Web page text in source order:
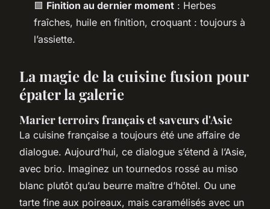
🟩 Finition au dernier moment : Herbes
fraîches, huile en finition, croquant : toujours à
l’assiette.
La magie de la cuisine fusion pour
épater la galerie
Marier terroirs français et saveurs d'Asie
La cuisine française a toujours été une affaire de
dialogue. Aujourd’hui, ce dialogue s’étend à l’Asie,
avec brio. Imaginez un tournedos rossé au miso
blanc plutôt qu’au beurre maître d’hôtel. Ou une
tarte fine aux poireaux, mais caramélisés avec un